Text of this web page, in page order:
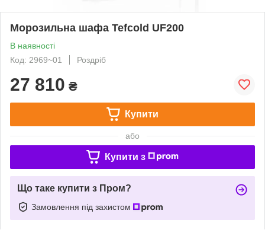
Морозильна шафа Tefcold UF200
В наявності
Код: 2969~01
Роздріб
27 810 ₴
Купити
або
Купити з
Що таке купити з Пром?
Замовлення під захистом